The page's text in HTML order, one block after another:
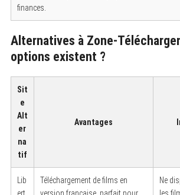
finances.
Alternatives à Zone-
options existent ?
Sit
e
Alt
er
na
tif
Avantages
Lib
Téléchargement de films en
Ne
r